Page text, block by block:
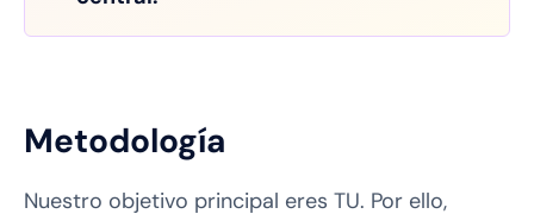
Metodología
Nuestro objetivo principal eres TU. Por ello,